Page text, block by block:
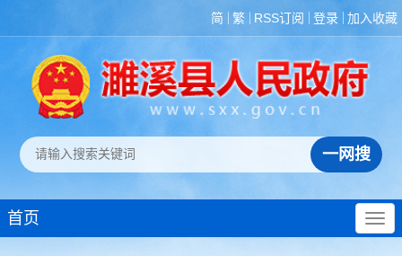
简 繁 RSS订阅 登录 加入收藏
首页